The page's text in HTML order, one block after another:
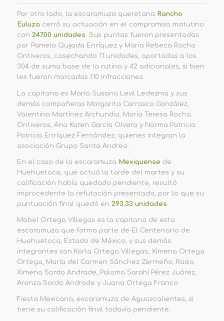
Por otro lado, la escaramuza queretana Rancho
Euluza cerró su actuación en el compromiso matutino
con 247.00 unidades. Sus puntas fueron presentadas
por Pamela Quijada Enríquez y María Rebeca Rocha
Ontiveros, cosechando 11 unidades, aportadas a los
304 de suma base de la rutina y 42 adicionales, si bien
les fueron marcadas 110 infracciones.
La capitana es María Susana Leal Ledezma y sus
demás compañeras Margarita Carrasco González,
Valentina Martínez Archundia, María Teresa Rocha
Ontiveros, Ana Karen García Olvera y Norma Patricia
Patricia Enríquez Fernández, quienes integran la
asociación Grupo Santa Andrea.
En el caso de la escaramuza Mexiquense de
Huehuetoca, que actuó la tarde del martes y su
calificación había quedado pendiente, resultó
improcedente la refutación presentada, por lo que su
puntuación final quedó en 293.33 unidades
Mabel Ortega Villegas es la capitana de esta
escaramuza que forma parte de El Centenario de
Huehuetoca, Estado de México, y sus demás
integrantes son Karla Ortega Villegas, Ximena Ortega
Ortega, María del Carmen Sánchez Zermeño, Raisa
Ximena Sordo Andrade, Paloma Sarahí Pérez Juárez,
Aranza Sordo Andrade y Juana Ortega Franco.
Fiesta Mexicana, escaramuza de Aguascalientes, si
tiene su calificación final todavía pendiente.